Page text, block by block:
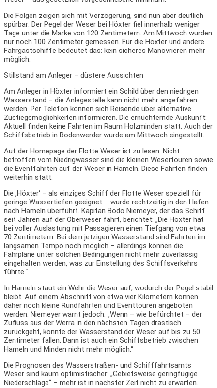
Die Folgen zeigen sich mit Verzögerung, sind nun aber deutlich
spürbar: Der Pegel der Weser bei Höxter fiel innerhalb weniger
Tage unter die Marke von 120 Zentimetern. Am Mittwoch wurden
nur noch 100 Zentimeter gemessen. Für die Höxter und andere
Fahrgastschiffe bedeutet das: kein sicheres Manövrieren mehr
möglich.
Stillstand am Anleger – düstere Aussichten
Am Anleger in Höxter informiert ein Schild über den niedrigen
Wasserstand – die Anlegestelle kann nicht mehr angefahren
werden. Per Telefon können sich Reisende über alternative
Zustiegsmöglichkeiten informieren. Die ernüchternde Auskunft:
Aktuell finden keine Fahrten im Raum Holzminden statt. Auch der
Schiffsbetrieb in Bodenwerder wurde am Mittwoch eingestellt.
Auf der Homepage der Flotte Weser ist zu lesen: Nicht
betroffen vom Niedrigwasser sind die kleinen Wesertouren sowie
die Eventfahrten auf der Weser in Hameln. Diese Fahrten finden
weiterhin statt.
Die ‚Höxter‘ – als einziges Schiff der Flotte Weser speziell für
geringe Wassertiefen geeignet – wurde rechtzeitig in den Hafen
nach Hameln überführt. Kapitän Bodo Niemeyer, der das Schiff
seit Jahren auf der Oberweser fährt, berichtet: „Die Höxter hat
bei voller Auslastung mit Passagieren einen Tiefgang von etwa
70 Zentimetern. Bei dem jetzigen Wasserstand sind Fahrten im
langsamen Tempo noch möglich – allerdings können die
Fahrpläne unter solchen Bedingungen nicht mehr zuverlässig
eingehalten werden, was zur Einstellung des Schiffsverkehrs
führte.“
In Hameln staut ein Wehr die Weser auf, wodurch der Pegel stabil
bleibt. Auf einem Abschnitt von etwa vier Kilometern können
daher noch kleine Rundfahrten und Eventtouren angeboten
werden. Niemeyer warnt jedoch: „Wenn – wie befürchtet – der
Zufluss aus der Werra in den nächsten Tagen drastisch
zurückgeht, könnte der Wasserstand der Weser auf bis zu 50
Zentimeter fallen. Dann ist auch ein Schiffsbetrieb zwischen
Hameln und Minden nicht mehr möglich.“
Die Prognosen des Wasserstraßen- und Schifffahrtsamts
Weser sind kaum optimistischer: „Gebietsweise geringfügige
Niederschläge“ – mehr ist in nächster Zeit nicht zu erwarten.